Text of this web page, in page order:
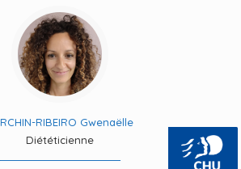
RIBEIRO Gwenaëlle
Diététicienne